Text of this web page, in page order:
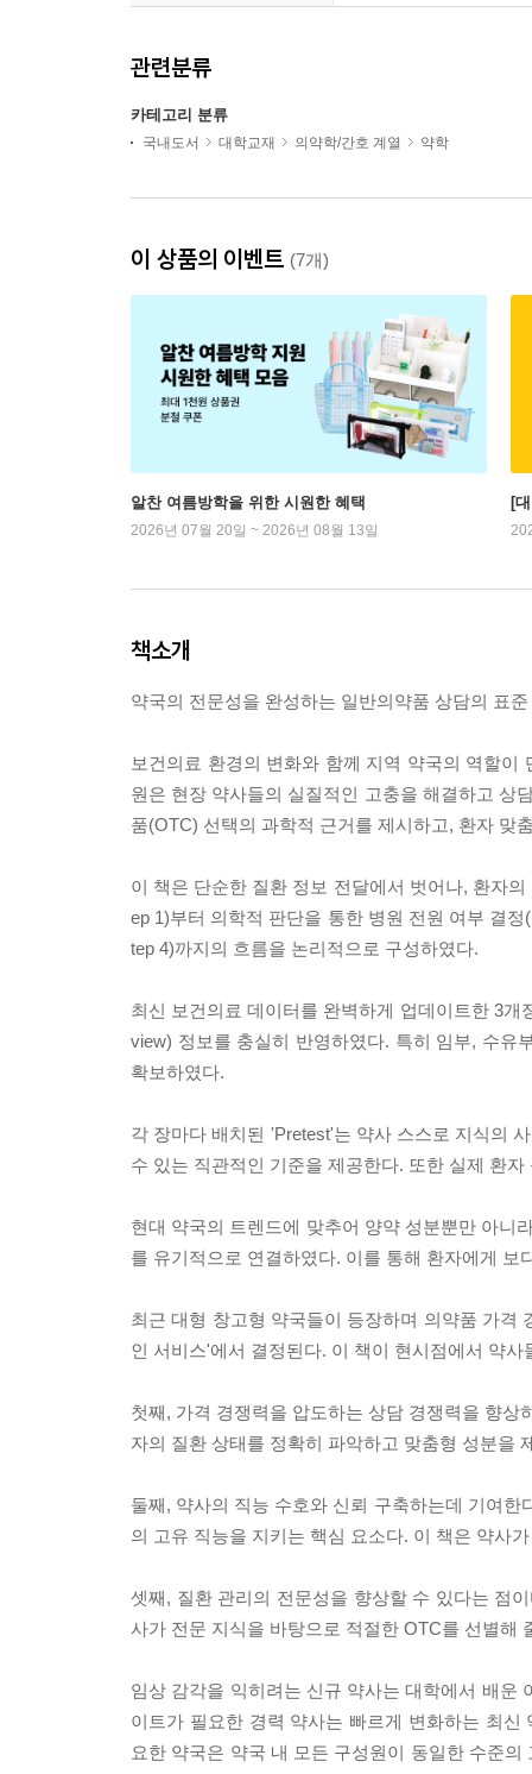
관련분류
카테고리 분류
국내도서 대학교재 의약학/간호 계열 약학
이 상품의 이벤트 (7개)
알찬 여름방학을 위한 시원한 혜택
2026년 07월 20일 ~ 2026년 08월 13일
[
책소개
약국의 전문성을 완성하는 일반의약품 상담의 표
보건의료 환경의 변화와 함께 지역 약국의 역할
원은 현장 약사들의 실질적인 고충을 해결하고 상
품(OTC) 선택의 과학적 근거를 제시하고, 환자 맞
이 책은 단순한 질환 정보 전달에서 벗어나, 환자
ep 1)부터 의학적 판단을 통한 병원 전원 여부 결
tep 4)까지의 흐름을 논리적으로 구성하였다.
최신 보건의료 데이터를 완벽하게 업데이트한 3
view) 정보를 충실히 반영하였다. 특히 임부, 수유
확보하였다.
각 장마다 배치된 'Pretest'는 약사 스스로 지식의
수 있는 직관적인 기준을 제공한다. 또한 실제 환
현대 약국의 트렌드에 맞추어 양약 성분뿐만 아니
를 유기적으로 연결하였다. 이를 통해 환자에게
최근 대형 창고형 약국들이 등장하며 의약품 가격
인 서비스'에서 결정된다. 이 책이 현시점에서 약
첫째, 가격 경쟁력을 압도하는 상담 경쟁력을 향
자의 질환 상태를 정확히 파악하고 맞춤형 성분을
둘째, 약사의 직능 수호와 신뢰 구축하는데 기여
의 고유 직능을 지키는 핵심 요소다. 이 책은 약사
셋째, 질환 관리의 전문성을 향상할 수 있다는 점
사가 전문 지식을 바탕으로 적절한 OTC를 선별해
임상 감각을 익히려는 신규 약사는 대학에서 배운
이트가 필요한 경력 약사는 빠르게 변화하는 최
요한 약국은 약국 내 모든 구성원이 동일한 수준